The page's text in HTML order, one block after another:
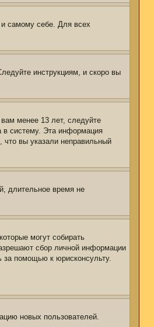
самому себе. Для всех
инструкциям, и скоро вы
менее 13 лет, следуйте
в систему. Эта информация
вы указали неправильный
длительное время не
могут собирать
сбор личной информации
за помощью к юрисконсульту.
новых пользователей.